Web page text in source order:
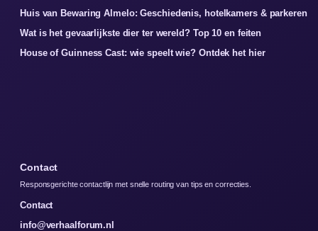
Huis van Bewaring Almelo: Geschiedenis, hotelkamers & parkeren
Wat is het gevaarlijkste dier ter wereld? Top 10 en feiten
House of Guinness Cast: wie speelt wie? Ontdek het hier
Contact
Responsgerichte contactlijn met snelle routing van tips en correcties.
Contact
info@verhaalforum.nl